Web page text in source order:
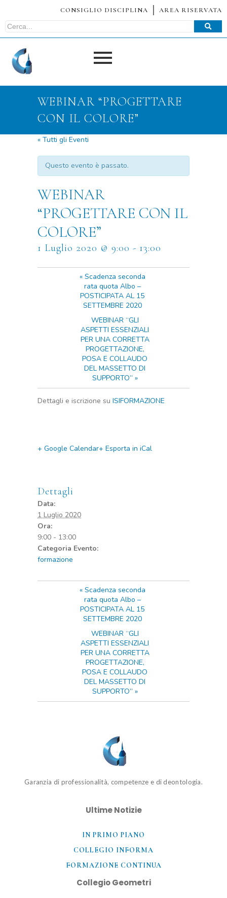
CONSIGLIO DISCIPLINA AREA RISERVATA
WEBINAR “PROGETTARE
CON IL COLORE”
« Tutti gli Eventi
Questo evento è passato.
WEBINAR
“PROGETTARE CON IL
COLORE”
1 Luglio 2020 @ 9:00 - 13:00
«Scadenza seconda
rata quota Albo –
POSTICIPATA AL 15
SETTEMBRE 2020
WEBINAR “GLI
ASPETTI ESSENZIALI
PER UNA CORRETTA
PROGETTAZIONE,
POSA E COLLAUDO
DEL MASSETTO DI
SUPPORTO” »
Dettagli e iscrizione su ISIFORMAZIONE
+ Google Calendar+ Esporta in iCal
Dettagli
Data:
1 Luglio 2020
Ora:
9:00 - 13:00
Categoria Evento:
formazione
«Scadenza seconda
rata quota Albo –
POSTICIPATA AL 15
SETTEMBRE 2020
WEBINAR “GLI
ASPETTI ESSENZIALI
PER UNA CORRETTA
PROGETTAZIONE,
POSA E COLLAUDO
DEL MASSETTO DI
SUPPORTO” »
Garanzia di professionalità, competenze e di deontologia.
Ultime Notizie
IN PRIMO PIANO
COLLEGIO INFORMA
FORMAZIONE CONTINUA
Collegio Geometri